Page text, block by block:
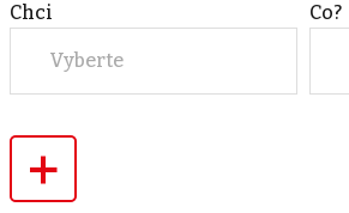
Chci
Vyberte
Co?
+